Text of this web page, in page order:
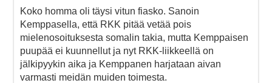
Koko homma oli täysi vitun fiasko. Sanoin
Kemppasella, että RKK pitää vetää pois
mielenosoituksesta somalin takia, mutta Kemppaisen
puupää ei kuunnellut ja nyt RKK-liikkeellä on
jälkipyykin aika ja Kemppanen harjataan aivan
varmasti meidän muiden toimesta.